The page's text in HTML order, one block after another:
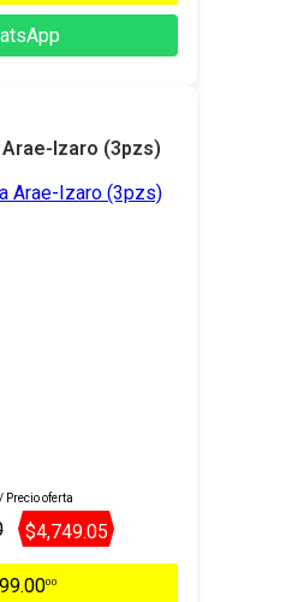
Izaro (3pzs)
Precio oferta
$4,749.05
00